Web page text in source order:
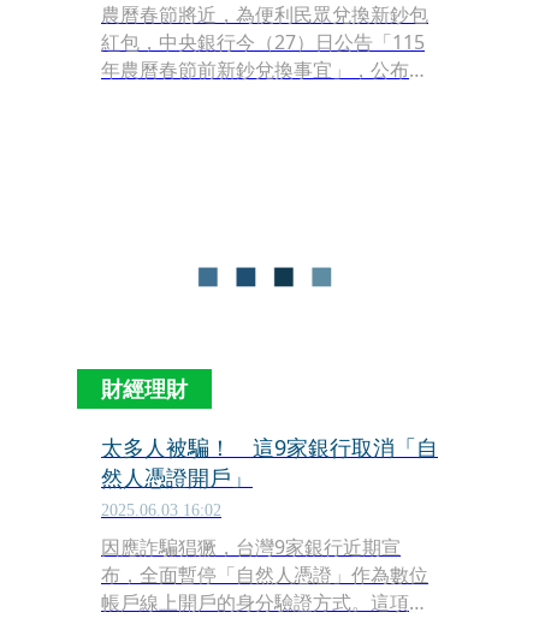
農曆春節將近，為便利民眾兌換新鈔包
紅包，中央銀行今（27）日公告「115
年農曆春節前新鈔兌換事宜」，公布今
財經理財
太多人被騙！ 這9家銀行取消「自
然人憑證開戶」
2025.06.03 16:02
因應詐騙猖獗，台灣9家銀行近期宣
布，全面暫停「自然人憑證」作為數位
帳戶線上開戶的身分驗證方式。這項調